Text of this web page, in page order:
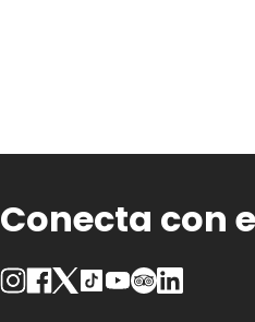
Conecta con